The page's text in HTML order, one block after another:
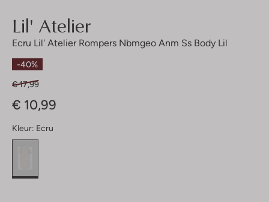
Lil' Atelier
Ecru Lil' Atelier Rompers Nbmgeo Anm Ss Body Lil
-40%
€ 17,99
€ 10,99
Kleur: Ecru